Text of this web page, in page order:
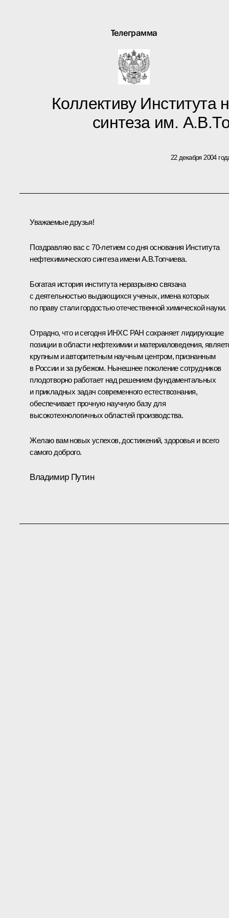
Телеграмма
Коллективу Института
синтеза им.
22 декабря 2004
Уважаемые друзья!
Поздравляю вас с 70-летием со дня основания Института
нефтехимического синтеза имени А.В.Топчиева.
Богатая история института неразрывно связана
с деятельностью выдающихся ученых, имена которых
по праву стали гордостью отечественной химической науки.
Отрадно, что и сегодня ИНХС РАН сохраняет лидирующие
позиции в области нефтехимии и материаловедения,
крупным и авторитетным научным центром, признанным
в России и за рубежом. Нынешнее поколение сотрудников
плодотворно работает над решением фундаментальных
и прикладных задач современного естествознания,
обеспечивает прочную научную базу для
высокотехнологичных областей производства.
Желаю вам новых успехов, достижений, здоровья и всего
самого доброго.
Владимир Путин